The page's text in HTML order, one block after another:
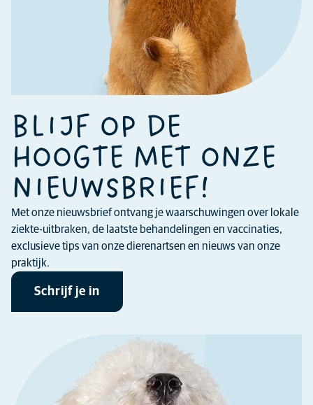
BLIJF OP DE
HOOGTE MET ONZE
NIEUWSBRIEF!
Met onze nieuwsbrief ontvang je waarschuwingen over lokale
ziekte-uitbraken, de laatste behandelingen en vaccinaties,
exclusieve tips van onze dierenartsen en nieuws van onze
praktijk.
Schrijf je in